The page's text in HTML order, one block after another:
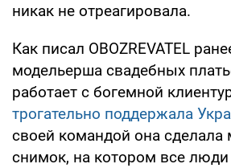
никак не отреагировала.
Как писал OBOZREVATEL
модельерша свадебных
работает с богемной
трогательно поддержала
своей командой она сделала
снимок, на котором все